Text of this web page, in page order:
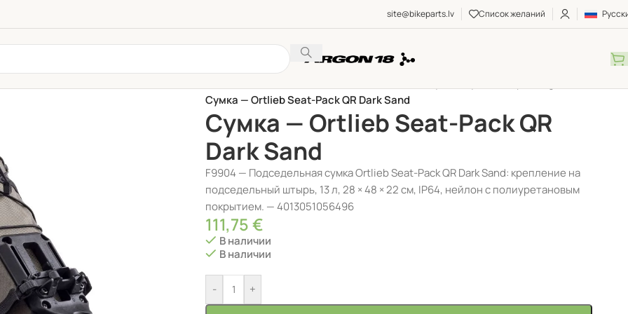
site@bikeparts.lv Список желаний
Сумка — Ortlieb Seat-Pack QR Dark Sand
Сумка — Ortlieb Seat-Pack QR
Dark Sand
F9904 — Подседельная сумка Ortlieb Seat-Pack QR Dark Sand: крепление на
подседельный штырь, 13 л, 28 × 48 × 22 см, IP64, нейлон с полиуретановым
покрытием. — 4013051056496
111,75€
В наличии
В наличии
- +